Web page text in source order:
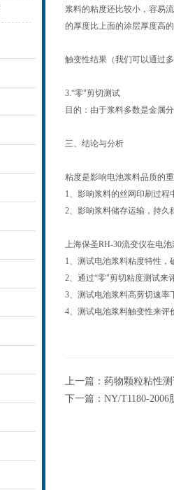
浆料的粘度还比较小，容易
的厚度比上面的涂层厚度高
触变性结果（我们可以通过
3.“零"剪切测试
目的：由于浆料多数是金属
三、结论与分析
粘度是影响电池浆料品质的
1、影响浆料的丝网印刷过程
2、影响浆料储存运输，持久
上海保圣RH-30流变仪在电
1、测试电池浆料粘度特性
2、通过“零"剪切粘度测试来
3、测试电池浆料高剪切速率
4、测试电池浆料触变性来评
上一篇： 药物颗粒粘性
下一篇： NY/T1180-